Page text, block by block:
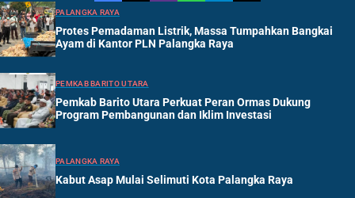
PALANGKA RAYA
Protes Pemadaman Listrik, Massa Tumpahkan Bangkai
Ayam di Kantor PLN Palangka Raya
PEMKAB BARITO UTARA
Pemkab Barito Utara Perkuat Peran Ormas Dukung
Program Pembangunan dan Iklim Investasi
PALANGKA RAYA
Kabut Asap Mulai Selimuti Kota Palangka Raya